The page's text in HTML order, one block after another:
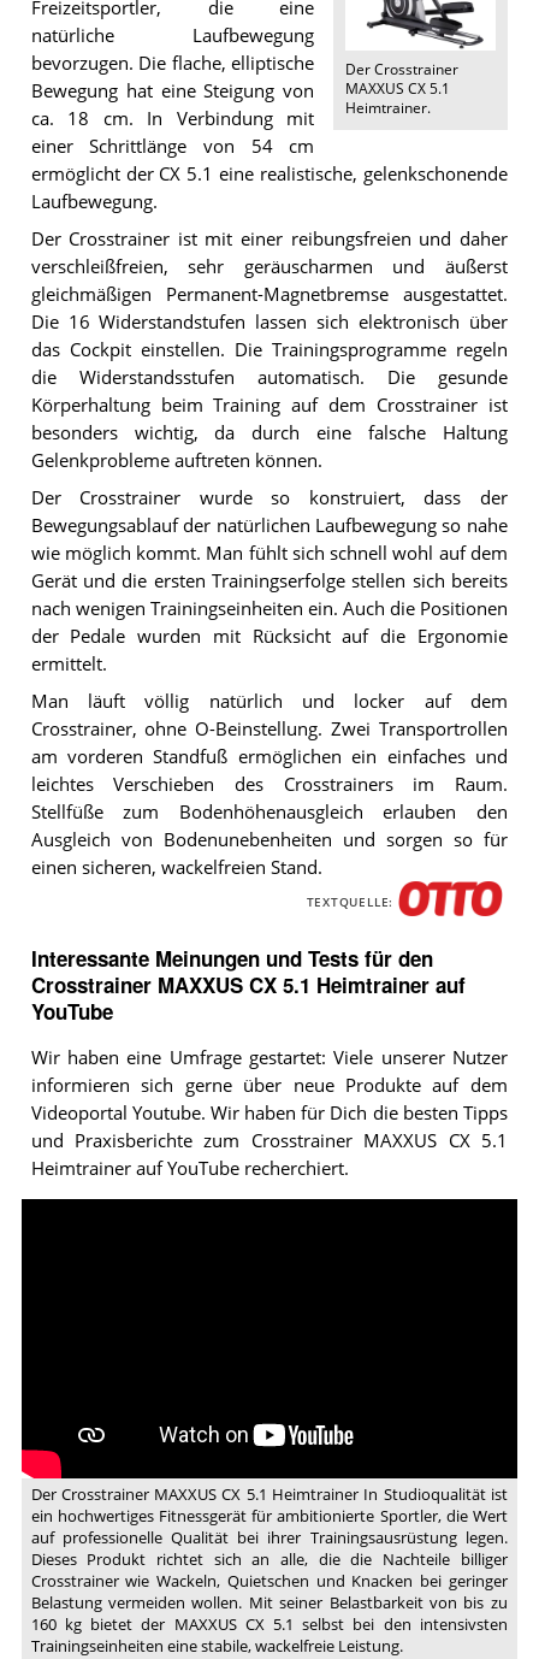
Der Crosstrainer
MAXXUS CX 5.1
Heimtrainer.
Freizeitsportler, die eine
natürliche Laufbewegung
bevorzugen. Die flache, elliptische
Bewegung hat eine Steigung von
ca. 18 cm. In Verbindung mit
einer Schrittlänge von 54 cm
ermöglicht der CX 5.1 eine realistische, gelenkschonende
Laufbewegung.
Der Crosstrainer ist mit einer reibungsfreien und daher
verschleißfreien, sehr geräuscharmen und äußerst
gleichmäßigen Permanent-Magnetbremse ausgestattet.
Die 16 Widerstandstufen lassen sich elektronisch über
das Cockpit einstellen. Die Trainingsprogramme regeln
die Widerstandsstufen automatisch. Die gesunde
Körperhaltung beim Training auf dem Crosstrainer ist
besonders wichtig, da durch eine falsche Haltung
Gelenkprobleme auftreten können.
Der Crosstrainer wurde so konstruiert, dass der
Bewegungsablauf der natürlichen Laufbewegung so nahe
wie möglich kommt. Man fühlt sich schnell wohl auf dem
Gerät und die ersten Trainingserfolge stellen sich bereits
nach wenigen Trainingseinheiten ein. Auch die Positionen
der Pedale wurden mit Rücksicht auf die Ergonomie
ermittelt.
Man läuft völlig natürlich und locker auf dem
Crosstrainer, ohne O-Beinstellung. Zwei Transportrollen
am vorderen Standfuß ermöglichen ein einfaches und
leichtes Verschieben des Crosstrainers im Raum.
Stellfüße zum Bodenhöhenausgleich erlauben den
Ausgleich von Bodenunebenheiten und sorgen so für
einen sicheren, wackelfreien Stand.
TEXTQUELLE:
Interessante Meinungen und Tests für den
Crosstrainer MAXXUS CX 5.1 Heimtrainer auf
YouTube
Wir haben eine Umfrage gestartet: Viele unserer Nutzer
informieren sich gerne über neue Produkte auf dem
Videoportal Youtube. Wir haben für Dich die besten Tipps
und Praxisberichte zum Crosstrainer MAXXUS CX 5.1
Heimtrainer auf YouTube recherchiert.
Der Crosstrainer MAXXUS CX 5.1 Heimtrainer In Studioqualität ist
ein hochwertiges Fitnessgerät für ambitionierte Sportler, die Wert
auf professionelle Qualität bei ihrer Trainingsausrüstung legen.
Dieses Produkt richtet sich an alle, die die Nachteile billiger
Crosstrainer wie Wackeln, Quietschen und Knacken bei geringer
Belastung vermeiden wollen. Mit seiner Belastbarkeit von bis zu
160 kg bietet der MAXXUS CX 5.1 selbst bei den intensivsten
Trainingseinheiten eine stabile, wackelfreie Leistung.